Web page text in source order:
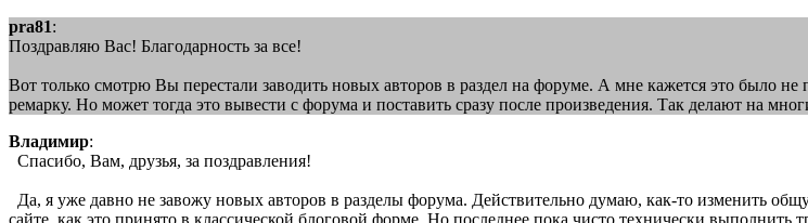
pra81:
Поздравляю Вас! Благодарность за все!
Вот только смотрю Вы перестали заводить новых авторов в раздел на форуме. А мне кажется это было
ремарку. Но может тогда это вывести с форума и поставить сразу после произведения. Так делают на
Владимир:
Спасибо, Вам, друзья, за поздравления!
Да, я уже давно не завожу новых авторов в разделы форума. Действительно думаю, как-то изменить
сайте, как это принято в классической блоговой форме. Но последнее пока чисто технически выполнить